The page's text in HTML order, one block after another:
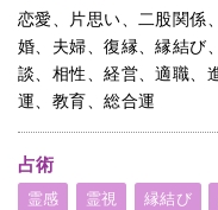
恋愛、片思い、二股関係
婚、夫婦、復縁、縁結び
談、相性、経営、適職、
運、教育、総合運
占術
霊感 霊視 縁結び